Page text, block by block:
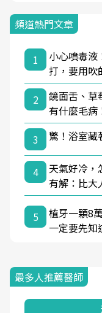
頻道熱門文章
1
小心噴毒液
打，要用吹
2
鏡面舌、草
有什麼毛病
3
驚！浴室藏
4
天氣好冷，
有解：比大
5
植牙一顆8
一定要先知
最多人推薦醫師